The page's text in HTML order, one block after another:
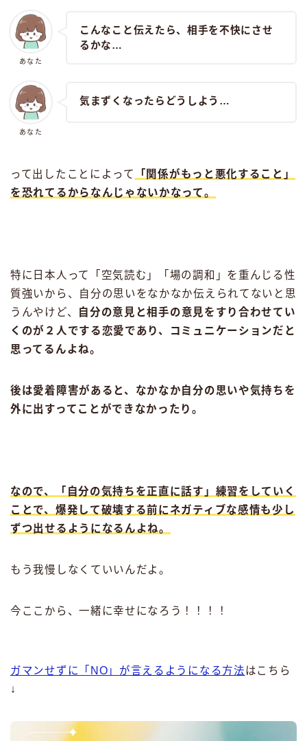
あなた
こんなこと伝えたら、相手を不快にさせ
るかな…
あなた
気まずくなったらどうしよう…
って出したことによって
「関係がもっと悪化すること」
を恐れてるからなんじゃないかなって。
特に日本人って「空気読む」「場の調和」を重んじる性
質強いから、自分の思いをなかなか伝えられてないと思
うんやけど、
自分の意見と相手の意見をすり合わせてい
くのが２人でする恋愛であり、コミュニケーションだと
思ってるんよね。
後は愛着障害があると、なかなか自分の思いや気持ちを
外に出すってことができなかったり。
なので、「自分の気持ちを正直に話す」練習をしていく
ことで、爆発して破壊する前にネガティブな感情も少し
ずつ出せるようになるんよね。
もう我慢しなくていいんだよ。
今ここから、一緒に幸せになろう！！！！
ガマンせずに「NO」が言えるようになる方法はこちら
↓